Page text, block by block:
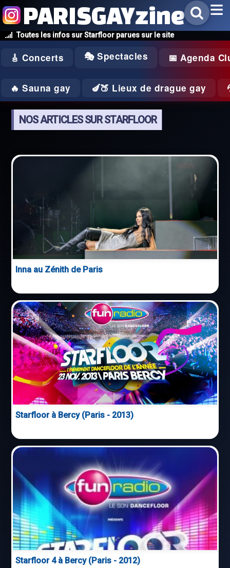
Toutes les infos sur Starfloor parues sur le site
PARISGAYzine
🎸 Concerts 🎭 Spectacles 📅 Agenda
🔥 Sauna gay 🍆🍑 Lieux de drague gay
NOS ARTICLES SUR STARFLOOR
Inna au Zénith de Paris
Starfloor à Bercy (Paris - 2013)
Starfloor 4 à Bercy (Paris - 2012)